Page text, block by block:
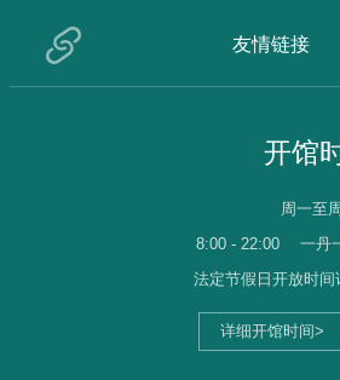
友情链接
开馆
详细开馆时间>
周一至
8:00 - 22:00
一丹
法定节假日开放时间